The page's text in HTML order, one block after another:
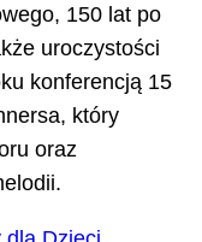
150 lat po
uroczystości
konferencją 15
który
oraz